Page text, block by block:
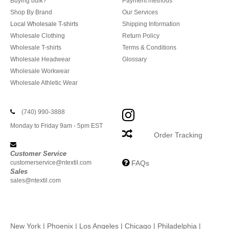
Shop By Brand
Local Wholesale T-shirts
Wholesale Clothing
Wholesale T-shirts
Wholesale Headwear
Wholesale Workwear
Wholesale Athletic Wear
Our Services
Shipping Information
Return Policy
Terms & Conditions
Glossary
(740) 990-3888
Monday to Friday 9am - 5pm EST
Customer Service
customerservice@ntextil.com
Sales
sales@ntextil.com
Order Tracking
FAQs
New York | Phoenix | Los Angeles | Chicago | Philadelphia |